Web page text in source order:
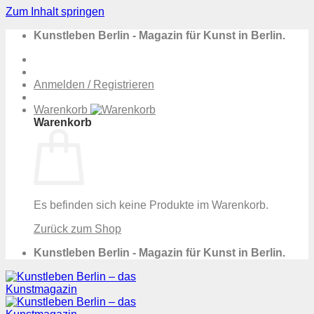
Zum Inhalt springen
Kunstleben Berlin - Magazin für Kunst in Berlin.
Anmelden / Registrieren
Warenkorb
Warenkorb
Es befinden sich keine Produkte im Warenkorb.
Zurück zum Shop
Kunstleben Berlin - Magazin für Kunst in Berlin.